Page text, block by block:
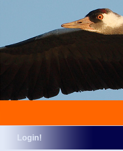
Login!